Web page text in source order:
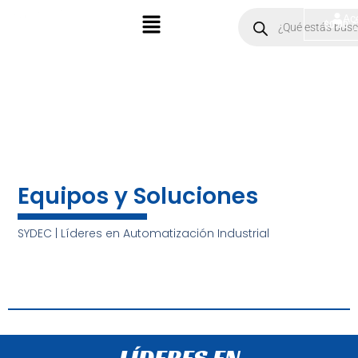
Menú
search
$0.00
Equipos y Soluciones
SYDEC | Líderes en Automatización Industrial